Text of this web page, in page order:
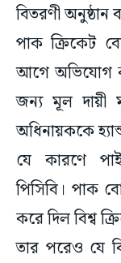
বিতরণী
পাক ক্রিকেট
আগে অভিযোগ
জন্য মূল দায়ী
অধিনায়ককে
যে কারণে
পিসিবি। পাক
করে দিল বিশ্ব
তার পরেও যে